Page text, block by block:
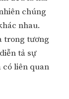
chúng
nhau.
trong tương
tả sự
có liên quan